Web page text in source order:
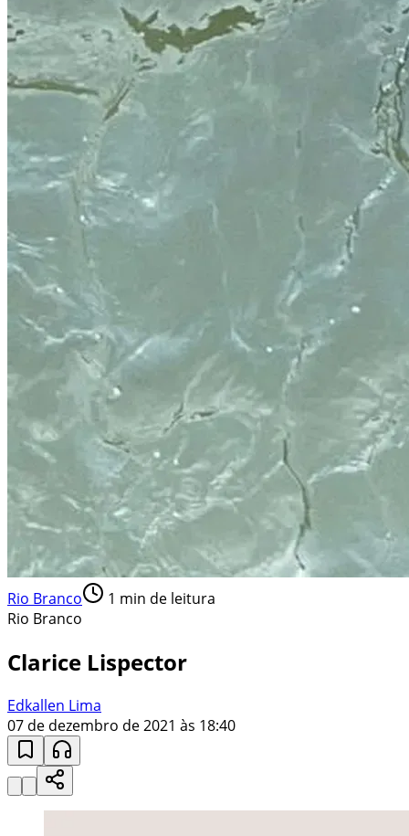
Rio Branco 1 min de leitura
Rio Branco
Clarice Lispector
Edkallen Lima
07 de dezembro de 2021 às 18:40